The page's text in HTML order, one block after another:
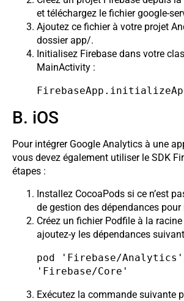
et téléchargez le fichier google-
Ajoutez ce fichier à votre projet
dossier app/.
Initialisez Firebase dans votre
MainActivity :
B. iOS
Pour intégrer Google Analytics à une
vous devez également utiliser le SDK
étapes :
Installez CocoaPods si ce n’est
de gestion des dépendances pour
Créez un fichier Podfile à la
ajoutez-y les dépendances
pod 'Firebase/
'Firebase/Core'
Exécutez la commande suivante